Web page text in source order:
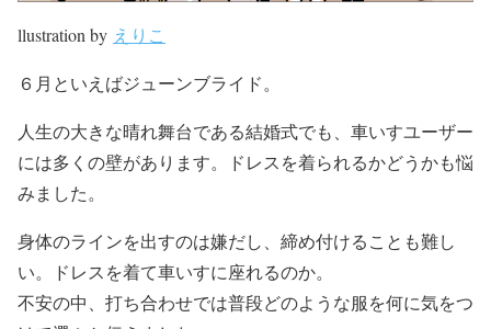
llustration by えりこ
６月といえばジューンブライド。
人生の大きな晴れ舞台である結婚式でも、 車いすユーザー
には多くの壁があります。ドレスを着られるかどうかも悩
みました。
身体のラインを出すのは嫌だし、締め付けることも難し
い。ドレスを着て車いすに座れるのか。
不安の中、 打ち合わせでは普段どのような服を何に気をつ